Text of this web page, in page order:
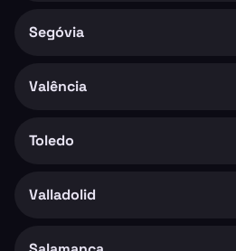
Segóvia
Valência
Toledo
Valladolid